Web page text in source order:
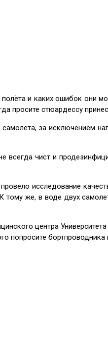
и каких ошибок они
просите стюардессу
за исключением
всегда чист и
исследование
же, в воде двух
центра
попросите